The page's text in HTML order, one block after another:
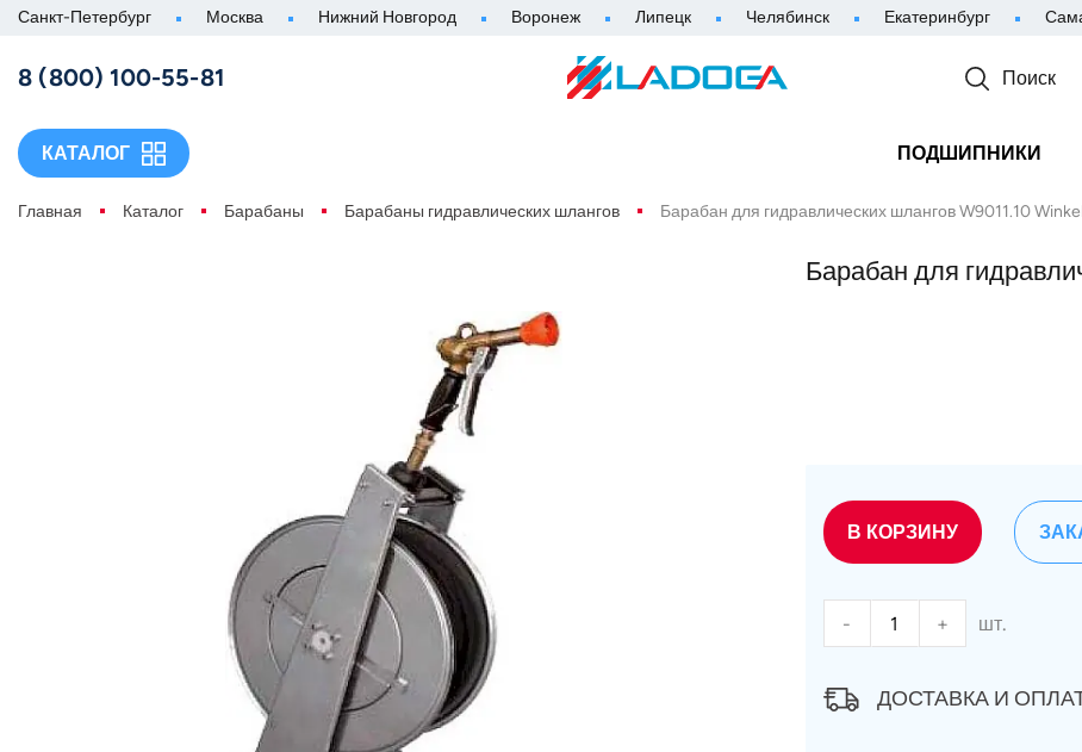
Санкт-Петербург Москва Нижний Новгород Воронеж Липецк Челябинск Екатеринбург
8 (800) 100-55-81 Поиск
КАТАЛОГ ПОДШИПНИКИ
Главная Каталог Барабаны Барабаны гидравлических шлангов Барабан для гидравлических шлангов W9011.10 Winkel
Барабан для
В КОРЗИНУ
- + шт.
ДОСТАВКА И